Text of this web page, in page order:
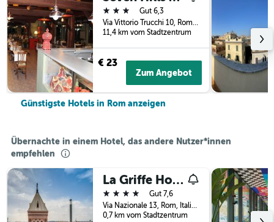
3 Sterne
Gut 6,3
Via Vittorio Trucchi 10, Rom, Italien
11,4 km vom Stadtzentrum
€ 23
Zum Angebot
Günstigste Hotels in Rom anzeigen
Übernachte in einem Hotel, das andere Nutzer*innen
empfehlen
La Griffe Hotel Roma
4 Sterne
Gut 7,6
Via Nazionale 13, Rom, Italien
0,7 km vom Stadtzentrum